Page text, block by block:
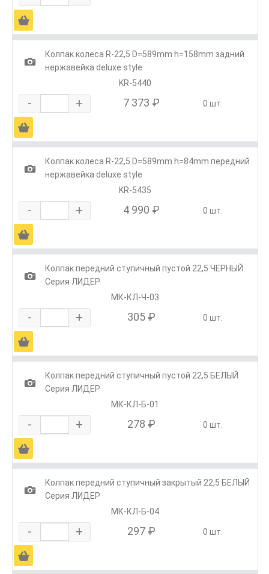
Ä
1
Колпак колеса R-22,5 D=589mm h=158mm задний
нержавейка deluxe style
KR-5440
- + 7 373 ₽ 0 шт.
Ä
1
Колпак колеса R-22,5 D=589mm h=84mm передний
нержавейка deluxe style
KR-5435
- + 4 990 ₽ 0 шт.
Ä
1
Колпак передний ступичный пустой 22,5 ЧЕРНЫЙ
Серия ЛИДЕР
МК-КЛ-Ч-03
- + 305 ₽ 0 шт.
Ä
1
Колпак передний ступичный пустой 22,5 БЕЛЫЙ
Серия ЛИДЕР
МК-КЛ-Б-01
- + 278 ₽ 0 шт.
Ä
1
Колпак передний ступичный закрытый 22,5 БЕЛЫЙ
Серия ЛИДЕР
МК-КЛ-Б-04
- + 297 ₽ 0 шт.
Ä